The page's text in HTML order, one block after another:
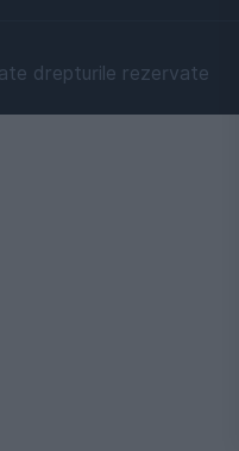
drepturile rezervate